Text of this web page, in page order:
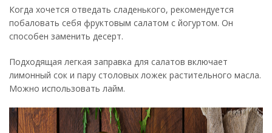
Когда хочется отведать сладенького, рекомендуется
побаловать себя фруктовым салатом с йогуртом. Он
способен заменить десерт.
Подходящая легкая заправка для салатов включает
лимонный сок и пару столовых ложек растительного масла.
Можно использовать лайм.